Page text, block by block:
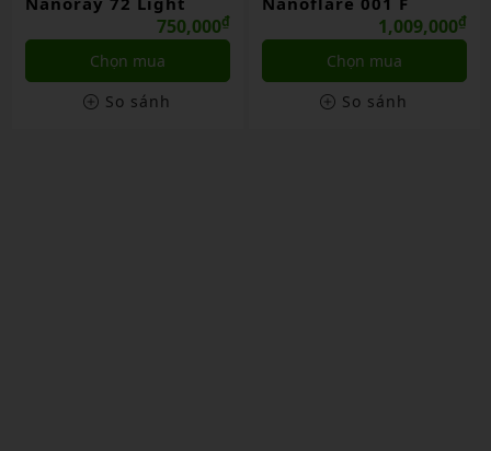
750,000₫
Chọn mua
So sánh
1,009,000₫
Chọn mua
So sánh